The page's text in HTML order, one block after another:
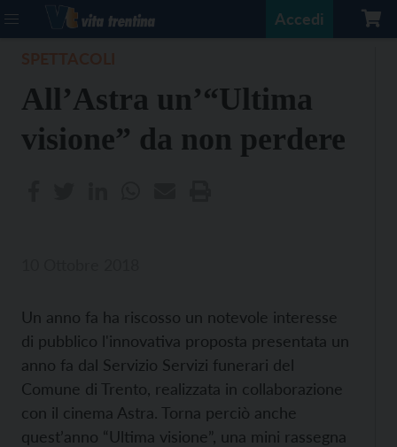
Accedi
All’Astra un’“Ultima
visione” da non perdere
Un anno fa ha riscosso un notevole interesse
di pubblico l'innovativa proposta presentata un
anno fa dal Servizio Servizi funerari del
Comune di Trento, realizzata in collaborazione
con il cinema Astra. Torna perciò anche
quest’anno “Ultima visione”, una mini rassegna